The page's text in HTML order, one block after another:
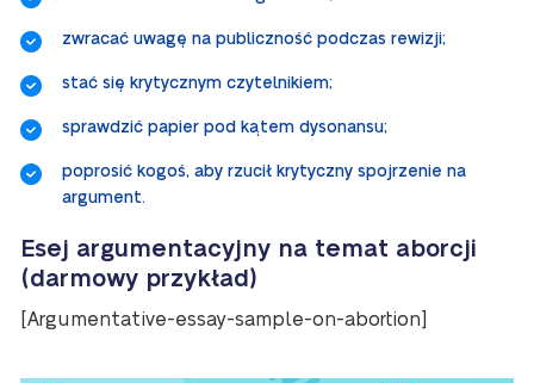
zwracać uwagę na publiczność podczas rewizji;
stać się krytycznym czytelnikiem;
sprawdzić papier pod kątem dysonansu;
poprosić kogoś, aby rzucił krytyczny spojrzenie na
argument.
Esej argumentacyjny na temat aborcji
(darmowy przykład)
[Argumentative-essay-sample-on-abortion]